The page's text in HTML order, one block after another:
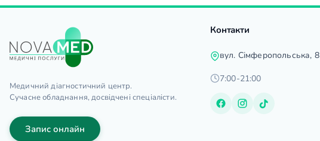
Медичний діагностичний центр.
Сучасне обладнання, досвідчені спеціалісти.
Запис онлайн
Контакти
вул. Сімферопольська, 8
7:00-21:00